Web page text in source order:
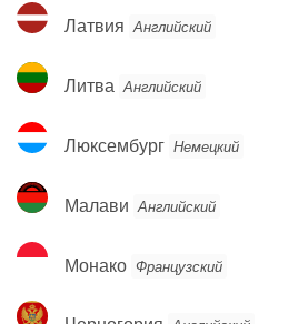
Латвия
Латвия Английский
Литва
Литва Английский
Люксембург
Люксембург Немецкий
Малави
Малави Английский
Монако
Монако Французский
Черногория